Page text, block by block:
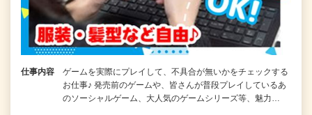
仕事内容
ゲームを実際にプレイして、不具合が無いかをチェックする
お仕事♪ 発売前のゲームや、皆さんが普段プレイしているあ
のソーシャルゲーム、大人気のゲームシリーズ等、魅力…